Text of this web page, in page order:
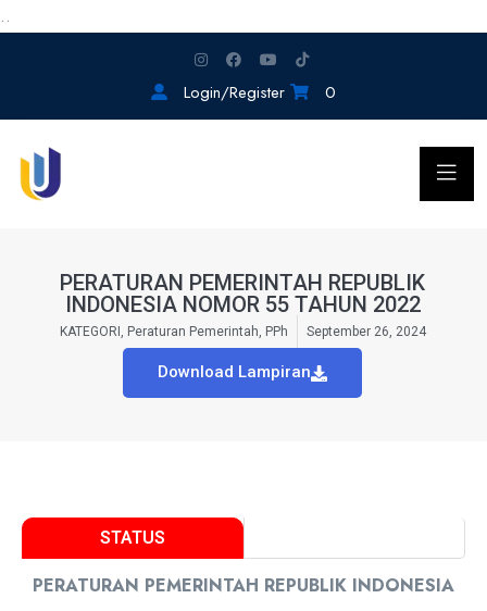
..
Login/Register 0
PERATURAN PEMERINTAH REPUBLIK
INDONESIA NOMOR 55 TAHUN 2022
KATEGORI , Peraturan Pemerintah, PPh September 26, 2024
Download Lampiran
STATUS
PERATURAN PEMERINTAH REPUBLIK INDONESIA